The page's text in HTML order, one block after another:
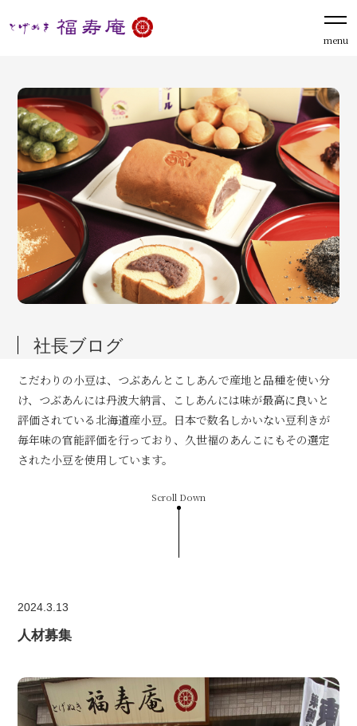
menu
社長ブログ
こだわりの小豆は、つぶあんとこしあんで産地と品種を使い分
け、つぶあんには丹波大納言、こしあんには味が最高に良いと
評価されている北海道産小豆。日本で数名しかいない豆利きが
毎年味の官能評価を行っており、久世福のあんこにもその選定
された小豆を使用しています。
Scroll Down
2024.3.13
人材募集